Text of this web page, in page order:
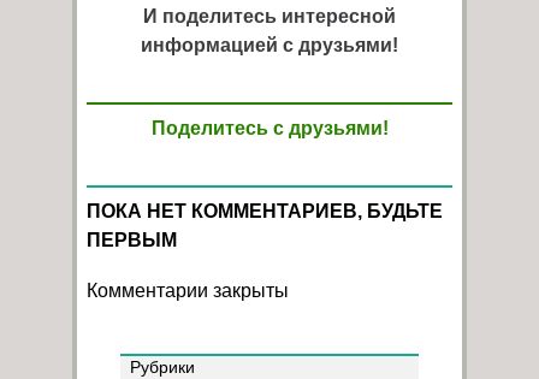
И поделитесь интересной
информацией с друзьями!
Поделитесь с друзьями!
ПОКА НЕТ КОММЕНТАРИЕВ, БУДЬТЕ
ПЕРВЫМ
Комментарии закрыты
Рубрики